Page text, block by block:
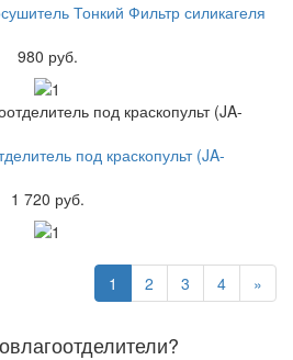
Тонкий Фильтр силикагеля
980 руб.
под краскопульт (JA-
1 720 руб.
1 2 3 4 »